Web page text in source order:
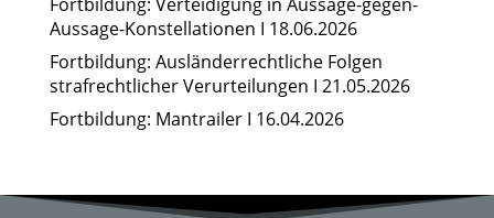
Aussage-Konstellationen I 18.06.2026
Fortbildung: Ausländerrechtliche Folgen
strafrechtlicher Verurteilungen I 21.05.2026
Fortbildung: Mantrailer I 16.04.2026